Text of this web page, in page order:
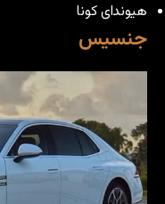
هیوندای کونا
جنسیس